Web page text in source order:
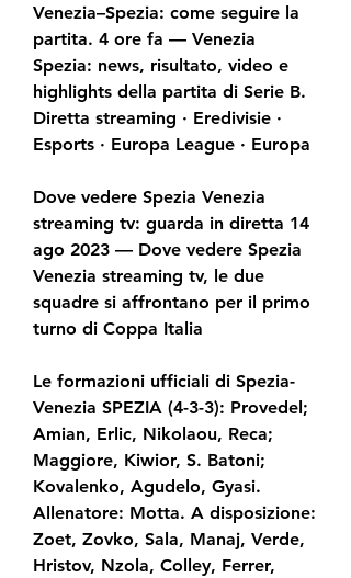
Venezia–Spezia: come seguire la
partita. 4 ore fa — Venezia
Spezia: news, risultato, video e
highlights della partita di Serie B.
Diretta streaming · Eredivisie ·
Esports · Europa League · Europa
Dove vedere Spezia Venezia
streaming tv: guarda in diretta 14
ago 2023 — Dove vedere Spezia
Venezia streaming tv, le due
squadre si affrontano per il primo
turno di Coppa Italia
Le formazioni ufficiali di Spezia-
Venezia SPEZIA (4-3-3): Provedel;
Amian, Erlic, Nikolaou, Reca;
Maggiore, Kiwior, S. Batoni;
Kovalenko, Agudelo, Gyasi.
Allenatore: Motta. A disposizione:
Zoet, Zovko, Sala, Manaj, Verde,
Hristov, Nzola, Colley, Ferrer,